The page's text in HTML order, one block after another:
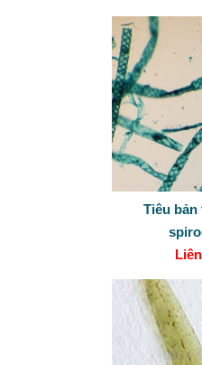
Tiêu bản